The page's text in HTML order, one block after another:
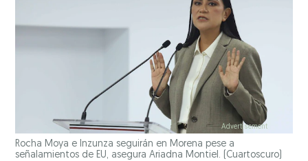
Rocha Moya e Inzunza seguirán en Morena pese a
señalamientos de EU, asegura Ariadna Montiel. (Cuartoscuro)